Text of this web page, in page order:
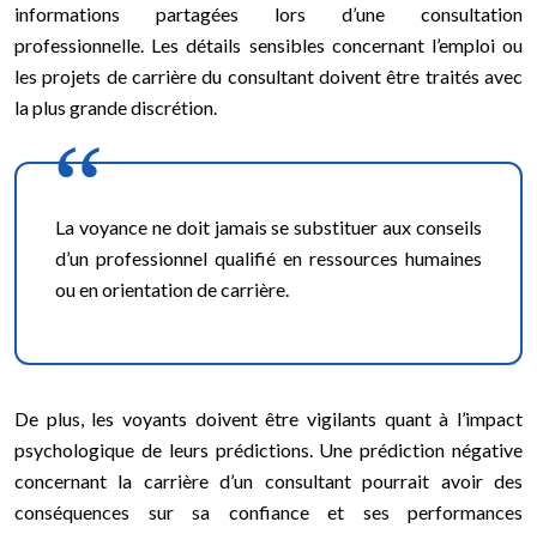
informations partagées lors d’une consultation
professionnelle. Les détails sensibles concernant l’emploi ou
les projets de carrière du consultant doivent être traités avec
la plus grande discrétion.
La voyance ne doit jamais se substituer aux conseils
d’un professionnel qualifié en ressources humaines
ou en orientation de carrière.
De plus, les voyants doivent être vigilants quant à l’impact
psychologique de leurs prédictions. Une prédiction négative
concernant la carrière d’un consultant pourrait avoir des
conséquences sur sa confiance et ses performances